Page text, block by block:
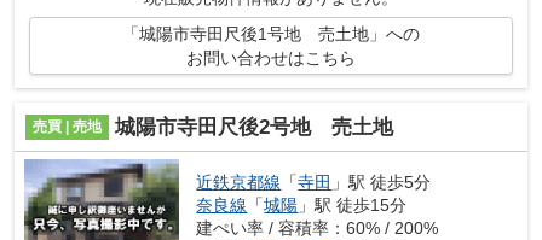
「城陽市寺田尺後1号地 売土地」への
お問い合わせはこちら
売買 | 売地 城陽市寺田尺後2号地 売土地
近鉄京都線 「寺田 」駅 徒歩5分
奈良線 「城陽 」駅 徒歩15分
建ぺい率 / 容積率：60% / 200%